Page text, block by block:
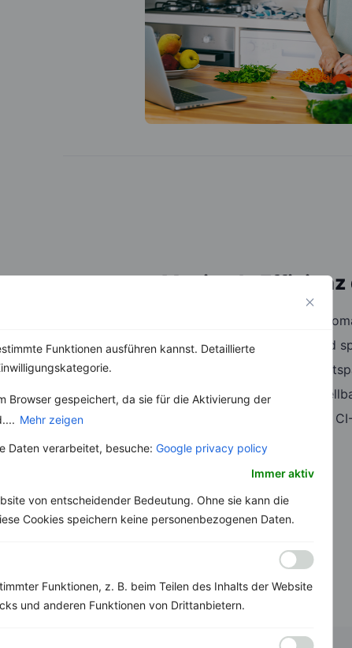
Funktionen ausführen kannst. Detaillierte
Browser gespeichert, da sie für die Aktivierung der
Mehr zeigen
Daten verarbeitet, besuche: Google privacy policy
Immer aktiv
von entscheidender Bedeutung. Ohne sie kann die
Cookies speichern keine personenbezogenen Daten.
Funktionen, z. B. beim Teilen des Inhalts der Website
und anderen Funktionen von Drittanbietern.
Maximale Effizienz
Durch KI unterstützte
Vereinfacht die Arbeit und
Einmal konfigurieren &
Individuell je Kunde
White Label durch eigene